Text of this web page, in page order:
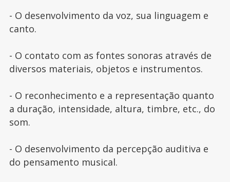
- O desenvolvimento da voz, sua linguagem e
canto.
- O contato com as fontes sonoras através de
diversos materiais, objetos e instrumentos.
- O reconhecimento e a representação quanto
a duração, intensidade, altura, timbre, etc., do
som.
- O desenvolvimento da percepção auditiva e
do pensamento musical.